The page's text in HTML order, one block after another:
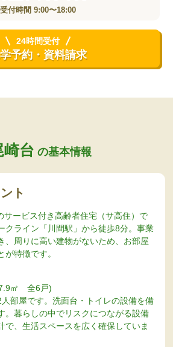
受付時間 9:00〜18:00
24時間受付
予約・資料請求
台 の基本情報
ト
サービス付き高齢者住宅（サ高住）で
クライン「川間駅」から徒歩8分。事業
、周りに高い建物がないため、お部屋
が特徴です。
㎡ 全6戸)
部屋です。洗面台・トイレの設備を備
。暮らしの中でリスクにつながる設備
で、生活スペースを広く確保していま